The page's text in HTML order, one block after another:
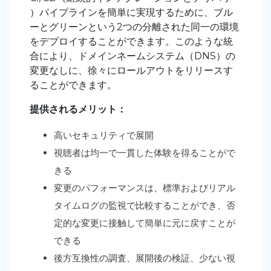
）パイプラインを簡単に実現するために、ブル
ーとグリーンという2つの分離された同一の環境
をデプロイすることができます。このような統
合により、ドメインネームシステム（DNS）の
変更なしに、徐々にロールアウトをリリースす
ることができます。
提供されるメリット：
高いセキュリティで展開
視聴者は均一で一貫した体験を得ることがで
きる
変更のパフォーマンスは、標準およびリアル
タイムログの監視で比較することができ、否
定的な変更に接触して簡単に元に戻すことが
できる
後方互換性の調査、展開後の検証、少ない視